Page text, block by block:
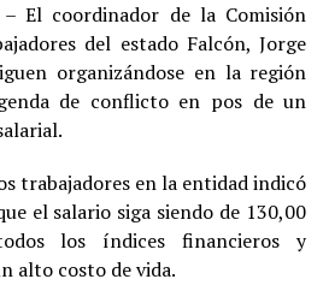
El coordinador de la Comisión
del estado Falcón, Jorge
organizándose en la región
de conflicto en pos de un
trabajadores en la entidad indicó
el salario siga siendo de 130,00
los índices financieros y
alto costo de vida.